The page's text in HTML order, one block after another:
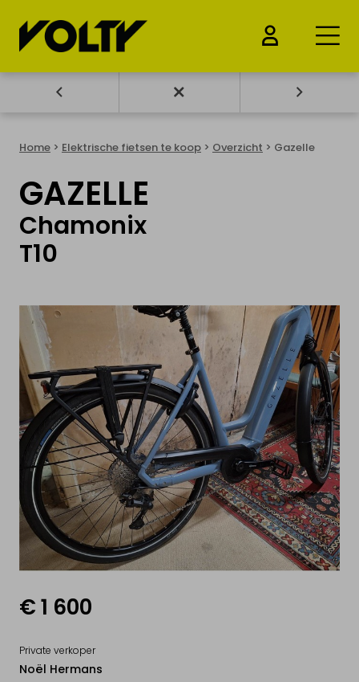
KOOP ELEKTRSCH
VOERTUIG
Elektrische wagens te koop
Elektrische moto's te koop
Elektrische fietsen te koop
Drones & Batterijen te koop
VERKOOP ELEKTRISCH
VOERTUIG
Mijn elektrische wagen
Mijn elektrische moto
Mijn elektrische fiets
Mijn elektrische step
Home > Elektrische fietsen te koop > Overzicht > Gazelle
GAZELLE
Chamonix
T10
€ 1 600
Private verkoper
Noël Hermans